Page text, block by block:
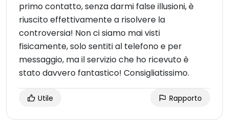
primo contatto, senza darmi false illusioni, è
riuscito effettivamente a risolvere la
controversia! Non ci siamo mai visti
fisicamente, solo sentiti al telefono e per
messaggio, ma il servizio che ho ricevuto è
stato davvero fantastico! Consigliatissimo.
Utile Rapporto